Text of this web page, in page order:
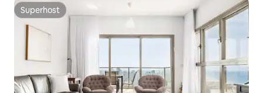
Superhost
Superhost